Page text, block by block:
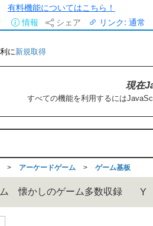
有料機能についてはこちら！
情報
シェア リンク: 通常